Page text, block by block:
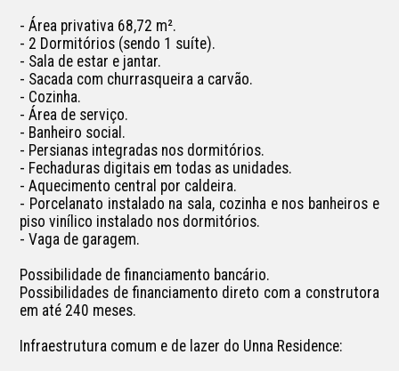
- Área privativa 68,72 m².
- 2 Dormitórios (sendo 1 suíte).
- Sala de estar e jantar.
- Sacada com churrasqueira a carvão.
- Cozinha.
- Área de serviço.
- Banheiro social.
- Persianas integradas nos dormitórios.
- Fechaduras digitais em todas as unidades.
- Aquecimento central por caldeira.
- Porcelanato instalado na sala, cozinha e nos banheiros e
piso vinílico instalado nos dormitórios.
- Vaga de garagem.
Possibilidade de financiamento bancário.
Possibilidades de financiamento direto com a construtora
em até 240 meses.
Infraestrutura comum e de lazer do Unna Residence: